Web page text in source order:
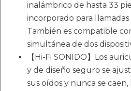
inalámbrico de hasta 33
incorporado para llamadas
También es compatible
simultánea de dos
【Hi-Fi SONIDO】Los
y de diseño seguro se
sus oídos y nunca se